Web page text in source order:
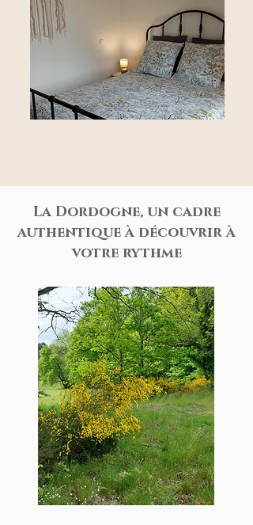
La Dordogne, un cadre
authentique à découvrir à
votre rythme